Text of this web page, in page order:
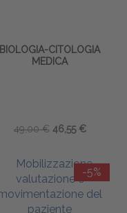
BIOLOGIA-CITOLOGIA
MEDICA
49,00 € 46,55 €
-5%